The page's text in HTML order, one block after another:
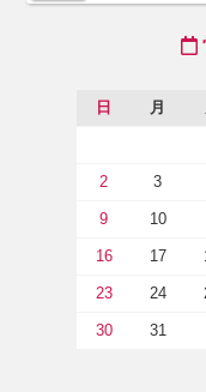
日 月
2 3
9 10
16 17
23 24
30 31